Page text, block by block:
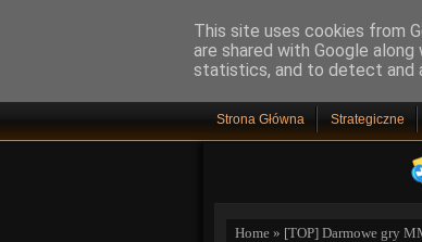
Strona Główna Strategiczne
Home » [TOP] Darmowe gry
This site uses cookies from
are shared with Google
statistics, and to detect and